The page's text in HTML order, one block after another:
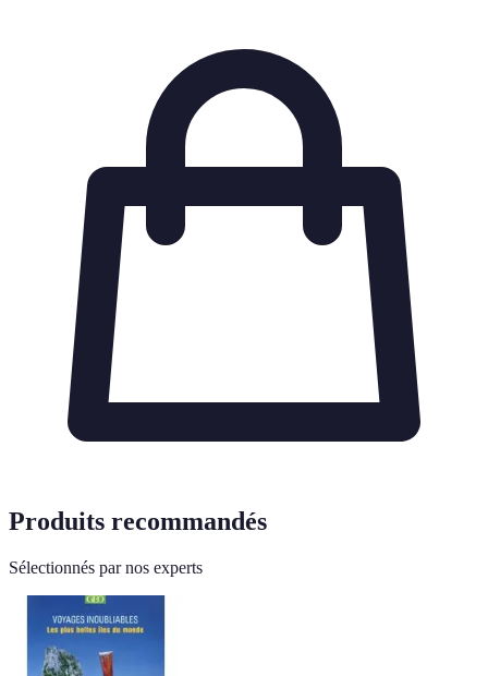
Produits recommandés
Sélectionnés par nos experts